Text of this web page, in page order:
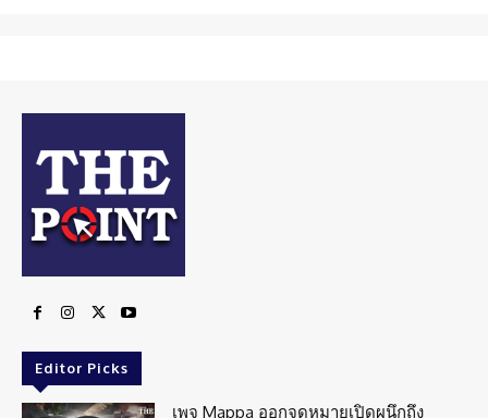
Editor Picks
เพจ Mappa ออกจดหมายเปิดผนึกถึง